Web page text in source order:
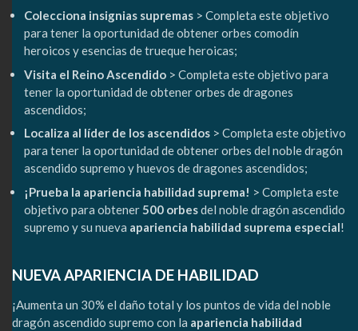
Colecciona insignias supremas > Completa este objetivo
para tener la oportunidad de obtener orbes comodín
heroicos y esencias de trueque heroicas;
Visita el Reino Ascendido > Completa este objetivo para
tener la oportunidad de obtener orbes de dragones
ascendidos;
Localiza al líder de los ascendidos > Completa este objetivo
para tener la oportunidad de obtener orbes del noble dragón
ascendido supremo y huevos de dragones ascendidos;
¡Prueba la apariencia habilidad suprema! > Completa este
objetivo para obtener500 orbesdel noble dragón ascendido
supremo y su nueva apariencia habilidad suprema especial!
NUEVA APARIENCIA DE HABILIDAD
¡Aumenta un 30% el daño total y los puntos de vida del noble
dragón ascendido supremo con la apariencia habilidad